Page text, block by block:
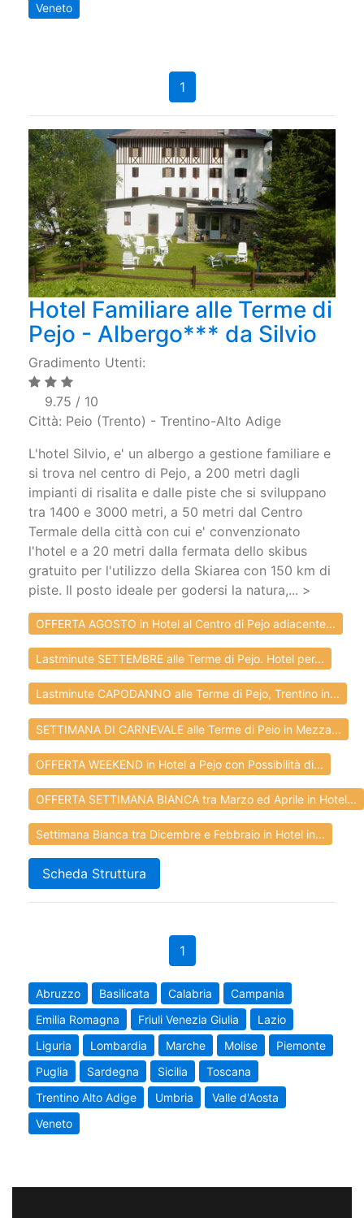
Veneto
1
Hotel Familiare alle Terme di
Pejo - Albergo*** da Silvio
Gradimento Utenti:
9.75 / 10
Città: Peio (Trento) - Trentino-Alto Adige
L'hotel Silvio, e' un albergo a gestione familiare e
si trova nel centro di Pejo, a 200 metri dagli
impianti di risalita e dalle piste che si sviluppano
tra 1400 e 3000 metri, a 50 metri dal Centro
Termale della città con cui e' convenzionato
l'hotel e a 20 metri dalla fermata dello skibus
gratuito per l'utilizzo della Skiarea con 150 km di
piste. Il posto ideale per godersi la natura,... >
OFFERTA AGOSTO in Hotel al Centro di Pejo adiacente...
Lastminute SETTEMBRE alle Terme di Pejo. Hotel per...
Lastminute CAPODANNO alle Terme di Pejo, Trentino in...
SETTIMANA DI CARNEVALE alle Terme di Peio in Mezza...
OFFERTA WEEKEND in Hotel a Pejo con Possibilità di...
OFFERTA SETTIMANA BIANCA tra Marzo ed Aprile in Hotel...
Settimana Bianca tra Dicembre e Febbraio in Hotel in...
Scheda Struttura
1
Abruzzo Basilicata Calabria
Campania
Emilia Romagna
Friuli Venezia Giulia
Lazio
Liguria
Lombardia Marche Molise
Piemonte
Puglia
Sardegna Sicilia
Toscana
Trentino Alto Adige
Umbria
Valle d'Aosta
Veneto